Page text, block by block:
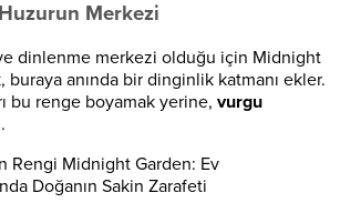
Merkezi
dinlenme merkezi olduğu için Midnight
buraya anında bir dinginlik katmanı ekler.
bu renge boyamak yerine, vurgu